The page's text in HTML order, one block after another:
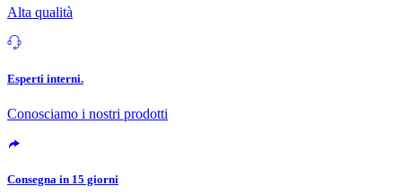
Alta qualità
Esperti interni.
Conosciamo i nostri prodotti
Consegna in 15 giorni